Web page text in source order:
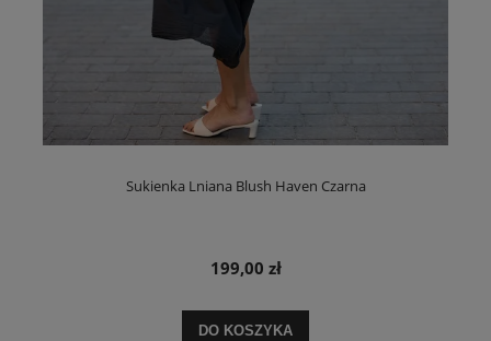
Sukienka Lniana Blush Haven Czarna
199,00 zł
DO KOSZYKA